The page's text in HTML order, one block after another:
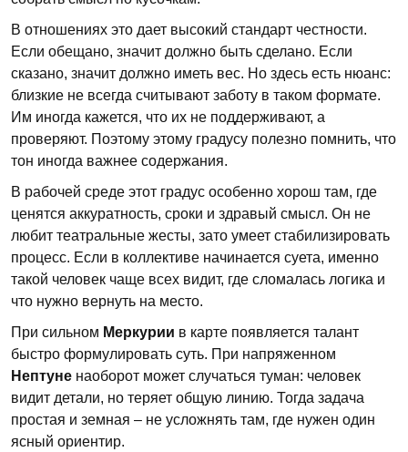
В отношениях это дает высокий стандарт честности.
Если обещано, значит должно быть сделано. Если
сказано, значит должно иметь вес. Но здесь есть нюанс:
близкие не всегда считывают заботу в таком формате.
Им иногда кажется, что их не поддерживают, а
проверяют. Поэтому этому градусу полезно помнить, что
тон иногда важнее содержания.
В рабочей среде этот градус особенно хорош там, где
ценятся аккуратность, сроки и здравый смысл. Он не
любит театральные жесты, зато умеет стабилизировать
процесс. Если в коллективе начинается суета, именно
такой человек чаще всех видит, где сломалась логика и
что нужно вернуть на место.
При сильном Меркурии в карте появляется талант
быстро формулировать суть. При напряженном
Нептуне наоборот может случаться туман: человек
видит детали, но теряет общую линию. Тогда задача
простая и земная – не усложнять там, где нужен один
ясный ориентир.